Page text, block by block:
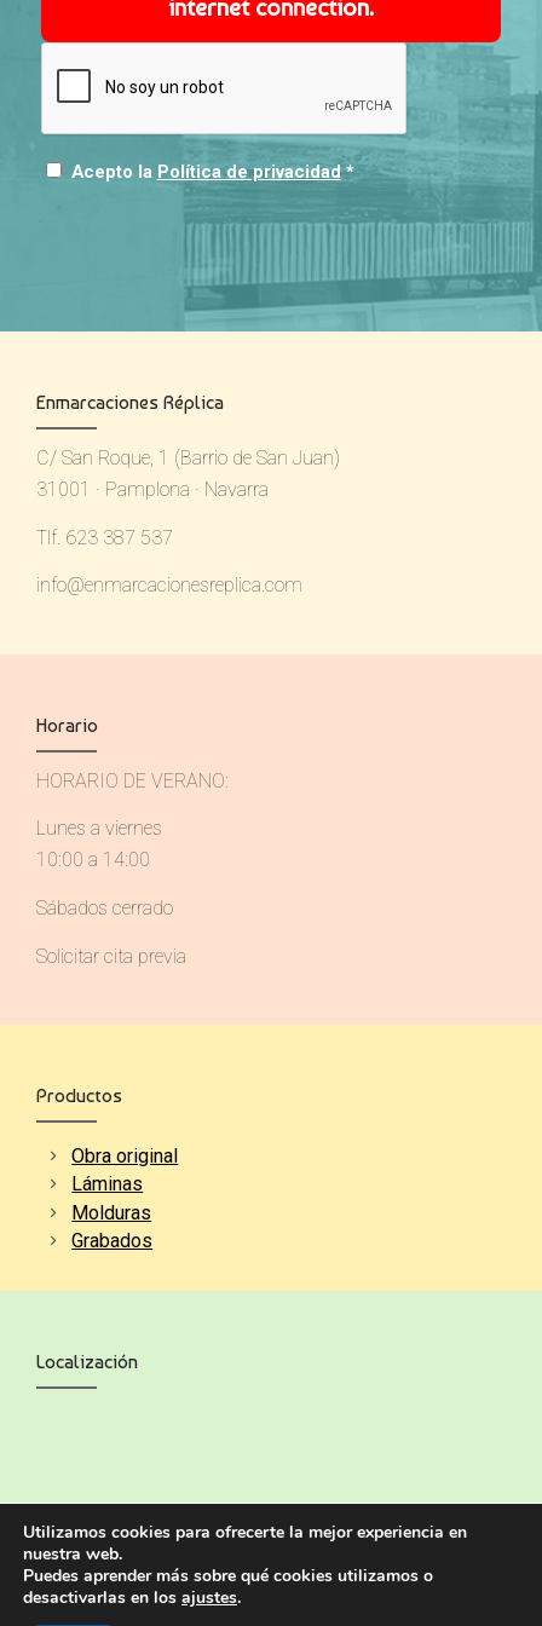
internet connection.
Acepto la Política de privacidad *
Enmarcaciones Réplica
C/ San Roque, 1 (Barrio de San Juan)
31001 · Pamplona · Navarra
Tlf. 623 387 537
info@enmarcacionesreplica.com
Horario
HORARIO DE VERANO:
Lunes a viernes
10:00 a 14:00
Sábados cerrado
Solicitar cita previa
Productos
Obra original
Láminas
Molduras
Grabados
Localización
Utilizamos cookies para ofrecerte la mejor experiencia en
nuestra web.
Puedes aprender más sobre qué cookies utilizamos o
desactivarlas en los ajustes.